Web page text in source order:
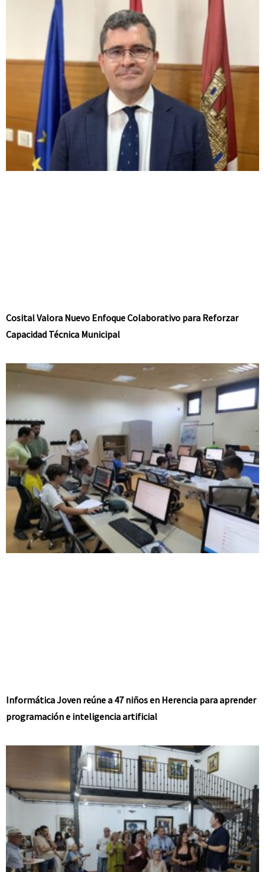
Cosital Valora Nuevo Enfoque Colaborativo para Reforzar
Capacidad Técnica Municipal
Informática Joven reúne a 47 niños en Herencia para aprender
programación e inteligencia artificial